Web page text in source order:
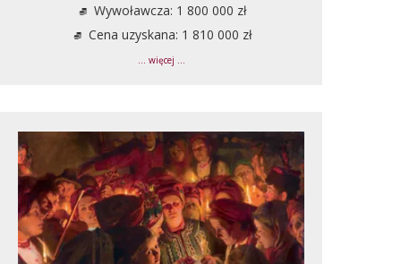
Wywoławcza: 1 800 000 zł
Cena uzyskana: 1 810 000 zł
... więcej ...